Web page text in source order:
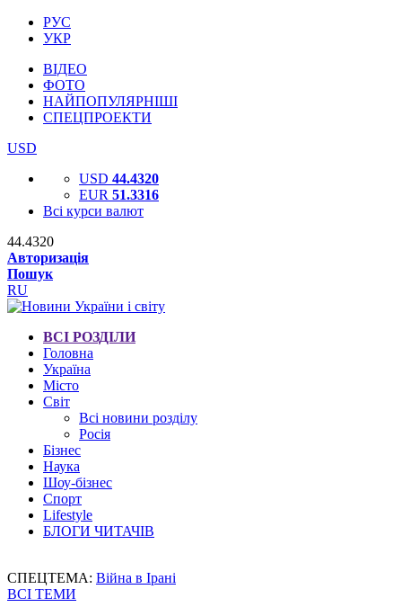
РУС
УКР
ВІДЕО
ФОТО
НАЙПОПУЛЯРНІШІ
СПЕЦПРОЕКТИ
USD
USD 44.4320
EUR 51.3316
Всі курси валют
44.4320
Авторизація
Пошук
RU
ВСІ РОЗДІЛИ
Головна
Україна
Місто
Світ
Всі новини розділу
Росія
Бізнес
Наука
Шоу-бізнес
Спорт
Lifestyle
БЛОГИ ЧИТАЧІВ
СПЕЦТЕМА: Війна в Ірані
ВСІ ТЕМИ